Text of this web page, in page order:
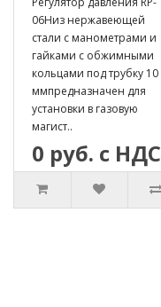
06Hиз нержавеющей
стали с манометрами и
гайками с обжимными
кольцами под трубку 10
ммпредназначен для
установки в газовую
магист..
0 руб. с НДС